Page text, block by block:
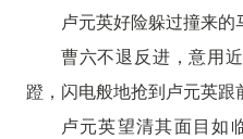
卢元英好险躲过撞来的
曹六不退反进，意用
蹬，闪电般地抢到卢元英跟
卢元英望清其面目如